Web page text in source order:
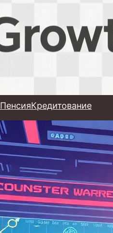
ПенсияКредитование